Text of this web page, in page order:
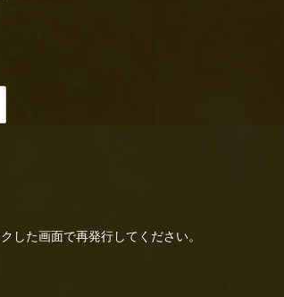
した画面で再発行してください。